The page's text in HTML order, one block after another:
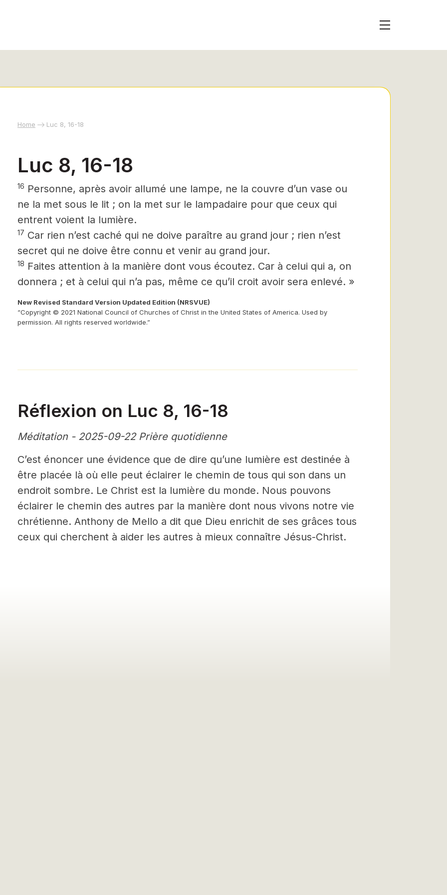
Home Luc 8, 16-18
Luc 8, 16-18
16 Personne, après avoir allumé une lampe, ne la couvre d’un vase ou
ne la met sous le lit ; on la met sur le lampadaire pour que ceux qui
entrent voient la lumière.
17 Car rien n’est caché qui ne doive paraître au grand jour ; rien n’est
secret qui ne doive être connu et venir au grand jour.
18 Faites attention à la manière dont vous écoutez. Car à celui qui a, on
donnera ; et à celui qui n’a pas, même ce qu’il croit avoir sera enlevé. »
New Revised Standard Version Updated Edition (NRSVUE)
“Copyright © 2021 National Council of Churches of Christ in the United States of America. Used by
permission. All rights reserved worldwide.”
Réflexion on Luc 8, 16-18
Méditation - 2025-09-22 Prière quotidienne
C’est énoncer une évidence que de dire qu’une lumière est destinée à
être placée là où elle peut éclairer le chemin de tous qui son dans un
endroit sombre. Le Christ est la lumière du monde. Nous pouvons
éclairer le chemin des autres par la manière dont nous vivons notre vie
chrétienne. Anthony de Mello a dit que Dieu enrichit de ses grâces tous
ceux qui cherchent à aider les autres à mieux connaître Jésus-Christ.